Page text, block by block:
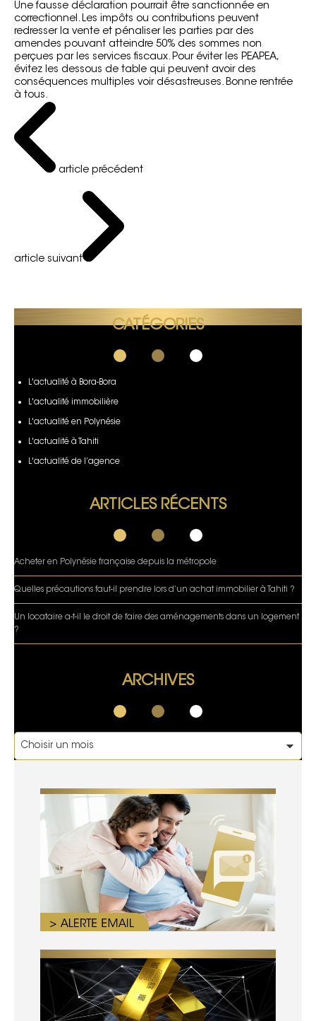
Une fausse déclaration pourrait être sanctionnée en
correctionnel. Les impôts ou contributions peuvent
redresser la vente et pénaliser les parties par des
amendes pouvant atteindre 50% des sommes non
perçues par les services fiscaux. Pour éviter les PEAPEA,
évitez les dessous de table qui peuvent avoir des
conséquences multiples voir désastreuses. Bonne rentrée
à tous.
article précédent
article suivant
CATÉGORIES
L'actualité à Bora-Bora
L'actualité immobilière
L'actualité en Polynésie
L'actualité à Tahiti
L'actualité de l’agence
ARTICLES RÉCENTS
Acheter en Polynésie française depuis la métropole
Quelles précautions faut-il prendre lors d’un achat immobilier à Tahiti ?
Un locataire a-t-il le droit de faire des aménagements dans un logement
?
ARCHIVES